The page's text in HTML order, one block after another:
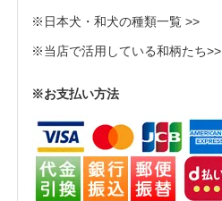
※日本犬・和犬の種類一覧 >>
※当店で活用している和柄たち>>
※お支払い方法